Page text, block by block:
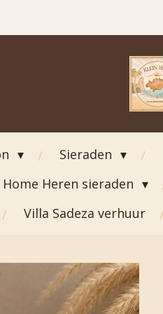
Sieraden
Home Heren sieraden
Villa Sadeza verhuur